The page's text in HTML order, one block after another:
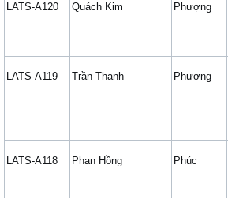
LATS-A120 Quách Kim Phượng
LATS-A119 Trần Thanh Phương
LATS-A118 Phan Hồng Phúc